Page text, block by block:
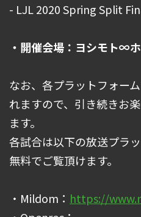
- LJL 2020 Spring Split
・開催会場：ヨシモト∞
なお、各プラットフォー
れますので、引き続きお
ます。
各試合は以下の放送プラ
無料でご覧頂けます。
・Mildom： https://